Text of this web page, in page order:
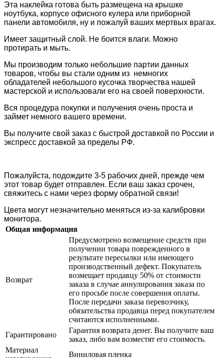
Эта наклейка готова быть размещена на крышке
ноутбука, корпусе офисного кулера или приборной
панели автомобиля, ну и пожалуй ваших мертвых врагах.
Имеет защитный слой. Не боится влаги. Можно
протирать и мыть.
Мы производим только небольшие партии данных
товаров, чтобы вы стали одним из немногих
обладателей небольшого кусочка творчества нашей
мастерской и использовали его на своей поверхности.
Вся процедура покупки и получения очень проста и
займет немного вашего времени.
Вы получите свой заказ с быстрой доставкой по России и
экспресс доставкой за пределы РФ.
Пожалуйста, подождите 3-5 рабочих дней, прежде чем
этот товар будет отправлен. Если ваш заказ срочен,
свяжитесь с нами через форму обратной связи!
Цвета могут незначительно меняться из-за калибровки
монитора.
Общая информация
Возврат
Предусмотрено возмещение средств при
получении товара поврежденного в
результате пересылки или имеющего
производственный дефект. Покупатель
возмещает продавцу 50% от стоимости
заказа в случае аннулирования заказа по
его просьбе после совершения оплаты.
После передачи заказа перевозчику,
обязательства продавца перед покупателем
считаются исполненными.
Гарантировано
Гарантия возврата денег. Вы получите ваш
заказ, либо вам возместят его стоимость.
Материал
Виниловая пленка